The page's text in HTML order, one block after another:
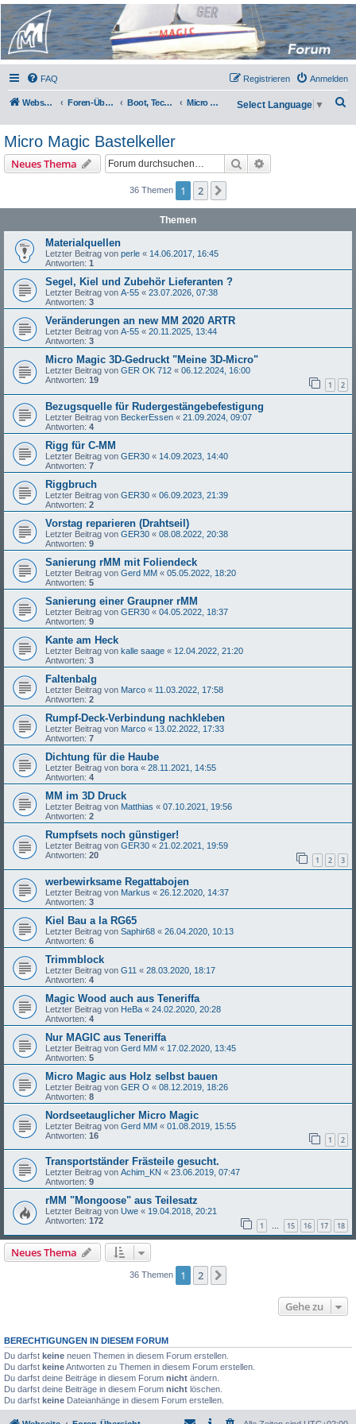
Micro Magic Forum
Deutschland
FAQ Anmelden
Registrieren
Webseite Foren-Übersicht Boot, Technik und Zubehör Micro Magic Bastelkeller Select Language ▼
Micro Magic Bastelkeller
Neues Thema Suche
36 Themen 1 2
Themen
Materialquellen
Letzter Beitrag von perle « 14.06.2017, 16:45
Antworten: 1
Segel, Kiel und Zubehör Lieferanten ?
Letzter Beitrag von A-55 « 23.07.2026, 07:38
Antworten: 3
Veränderungen an new MM 2020 ARTR
Letzter Beitrag von A-55 « 20.11.2025, 13:44
Antworten: 3
Micro Magic 3D-Gedruckt "Meine 3D-Micro"
Letzter Beitrag von GER OK 712 « 06.12.2024, 16:00
Antworten: 19 1 2
Bezugsquelle für Rudergestängebefestigung
Letzter Beitrag von BeckerEssen « 21.09.2024, 09:07
Antworten: 4
Rigg für C-MM
Letzter Beitrag von GER30 « 14.09.2023, 14:40
Antworten: 7
Riggbruch
Letzter Beitrag von GER30 « 06.09.2023, 21:39
Antworten: 2
Vorstag reparieren (Drahtseil)
Letzter Beitrag von GER30 « 08.08.2022, 20:38
Antworten: 9
Sanierung rMM mit Foliendeck
Letzter Beitrag von Gerd MM « 05.05.2022, 18:20
Antworten: 5
Sanierung einer Graupner rMM
Letzter Beitrag von GER30 « 04.05.2022, 18:37
Antworten: 9
Kante am Heck
Letzter Beitrag von kalle saage « 12.04.2022, 21:20
Antworten: 3
Faltenbalg
Letzter Beitrag von Marco « 11.03.2022, 17:58
Antworten: 2
Rumpf-Deck-Verbindung nachkleben
Letzter Beitrag von Marco « 13.02.2022, 17:33
Antworten: 7
Dichtung für die Haube
Letzter Beitrag von bora « 28.11.2021, 14:55
Antworten: 4
MM im 3D Druck
Letzter Beitrag von Matthias « 07.10.2021, 19:56
Antworten: 2
Rumpfsets noch günstiger!
Letzter Beitrag von GER30 « 21.02.2021, 19:59
Antworten: 20 1 2 3
werbewirksame Regattabojen
Letzter Beitrag von Markus « 26.12.2020, 14:37
Antworten: 3
Kiel Bau a la RG65
Letzter Beitrag von Saphir68 « 26.04.2020, 10:13
Antworten: 6
Trimmblock
Letzter Beitrag von G11 « 28.03.2020, 18:17
Antworten: 4
Magic Wood auch aus Teneriffa
Letzter Beitrag von HeBa « 24.02.2020, 20:28
Antworten: 4
Nur MAGIC aus Teneriffa
Letzter Beitrag von Gerd MM « 17.02.2020, 13:45
Antworten: 5
Micro Magic aus Holz selbst bauen
Letzter Beitrag von GER O « 08.12.2019, 18:26
Antworten: 8
Nordseetauglicher Micro Magic
Letzter Beitrag von Gerd MM « 01.08.2019, 15:55
Antworten: 16 1 2
Transportständer Frästeile gesucht.
Letzter Beitrag von Achim_KN « 23.06.2019, 07:47
Antworten: 9
rMM "Mongoose" aus Teilesatz
Letzter Beitrag von Uwe « 19.04.2018, 20:21
Antworten: 172 1 … 15 16 17 18
Neues Thema
36 Themen 1 2
Gehe zu
BERECHTIGUNGEN IN DIESEM FORUM
Du darfst keine neuen Themen in diesem Forum erstellen.
Du darfst keineAntworten zu Themen in diesem Forum erstellen.
Du darfst deine Beiträge in diesem Forum nicht ändern.
Du darfst deine Beiträge in diesem Forum nicht löschen.
Du darfst keine Dateianhänge in diesem Forum erstellen.